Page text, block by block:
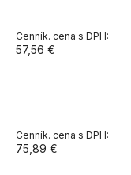
57,56 €
75,89 €